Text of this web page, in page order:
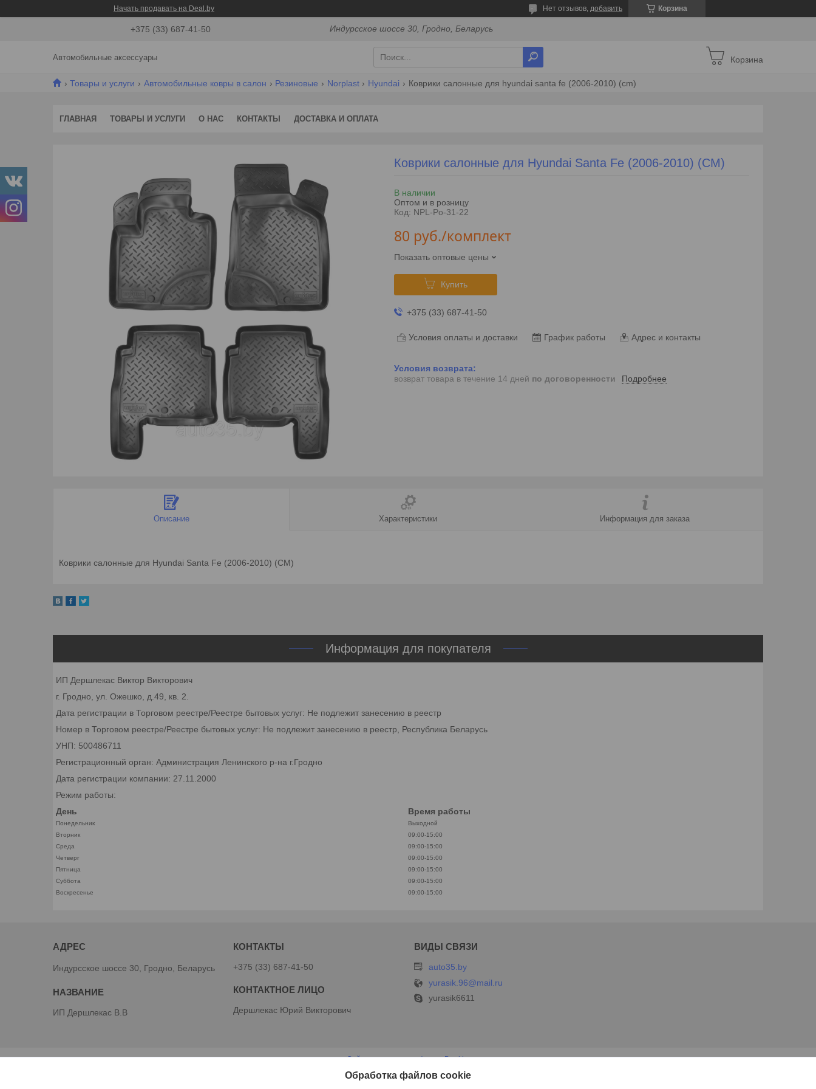
Начать продавать на Deal.by Корзина
Нет отзывов, добавить
+375 (33) 687-41-50 Индурсское шоссе 30, Гродно, Беларусь
Автомобильные аксессуары Корзина
Товары и услуги Автомобильные ковры в салон Резиновые Norplast Hyundai Коврики салонные для hyundai santa fe (2006-2010) (cm)
ГЛАВНАЯ ТОВАРЫ И УСЛУГИ О НАС КОНТАКТЫ ДОСТАВКА И ОПЛАТА
Коврики салонные для Hyundai Santa Fe (2006-2010) (CM)
В наличии
Оптом и в розницу
Код: NPL-Po-31-22
80 руб./комплект
Показать оптовые цены
Купить
+375 (33) 687-41-50
Условия оплаты и доставки График работы Адрес и контакты
возврат товара в течение 14 дней по договоренности Подробнее
Описание Характеристики Информация для заказа
Коврики салонные для Hyundai Santa Fe (2006-2010) (CM)
Информация для покупателя
ИП Дершлекас Виктор Викторович
г. Гродно, ул. Ожешко, д.49, кв. 2.
Дата регистрации в Торговом реестре/Реестре бытовых услуг: Не подлежит занесению в реестр
Номер в Торговом реестре/Реестре бытовых услуг: Не подлежит занесению в реестр, Республика Беларусь
УНП: 500486711
Регистрационный орган: Администрация Ленинского р-на г.Гродно
Дата регистрации компании: 27.11.2000
Режим работы:
День
Время работы
Понедельник
Выходной
Вторник
09:00-15:00
Среда
09:00-15:00
Четверг
09:00-15:00
Пятница
09:00-15:00
Суббота
09:00-15:00
Воскресенье
09:00-15:00
Индурсское шоссе 30, Гродно, Беларусь
ИП Дершлекас В.В
+375 (33) 687-41-50
Дершлекас Юрий Викторович
auto35.by
yurasik.96@mail.ru
yurasik6611
Сайт создан на платформе Deal.by
Политика обработки файлов cookies
Обработка файлов cookie
ИП Дершлекас В.В | Пожаловаться на контент